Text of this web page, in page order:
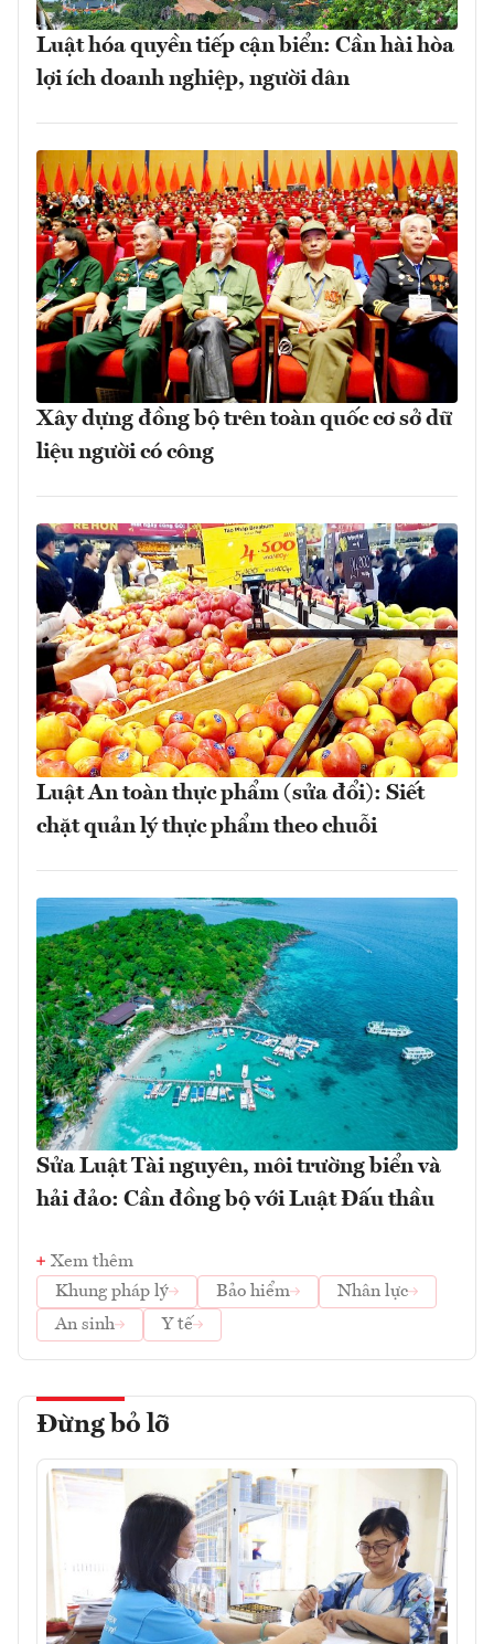
Luật hóa quyền tiếp cận biển: Cần hài hòa
lợi ích doanh nghiệp, người dân
Xây dựng đồng bộ trên toàn quốc cơ sở dữ
liệu người có công
Luật An toàn thực phẩm (sửa đổi): Siết
chặt quản lý thực phẩm theo chuỗi
Sửa Luật Tài nguyên, môi trường biển và
hải đảo: Cần đồng bộ với Luật Đấu thầu
Xem thêm
Khung pháp lý
Bảo hiểm
Nhân lực
An sinh
Y tế
Đừng bỏ lỡ